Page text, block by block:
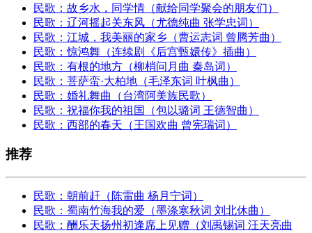
民歌：故乡水，同学情（献给同学聚会的朋友们）
民歌：辽河摇起关东风（尤德纯曲 张学忠词）
民歌：江城，我美丽的家乡（曹运志词 曾腾芳曲）
民歌：惊鸿舞（连续剧《后宫甄嬛传》插曲）
民歌：有根的地方（柳梢问月曲 秦岛词）
民歌：菩萨蛮·大柏地（毛泽东词 叶枫曲）
民歌：婚礼舞曲（台湾阿美族民歌）
民歌：祝福你我的祖国（包以璐词 王德智曲）
民歌：西部的春天（王国欢曲 曾宪瑞词）
推荐
民歌：朝前赶（陈雷曲 杨月宁词）
民歌：蜀南竹海我的爱（墨涤寒秋词 刘北休曲）
民歌：酬乐天扬州初逢席上见赠（刘禹锡词 汪天亮曲